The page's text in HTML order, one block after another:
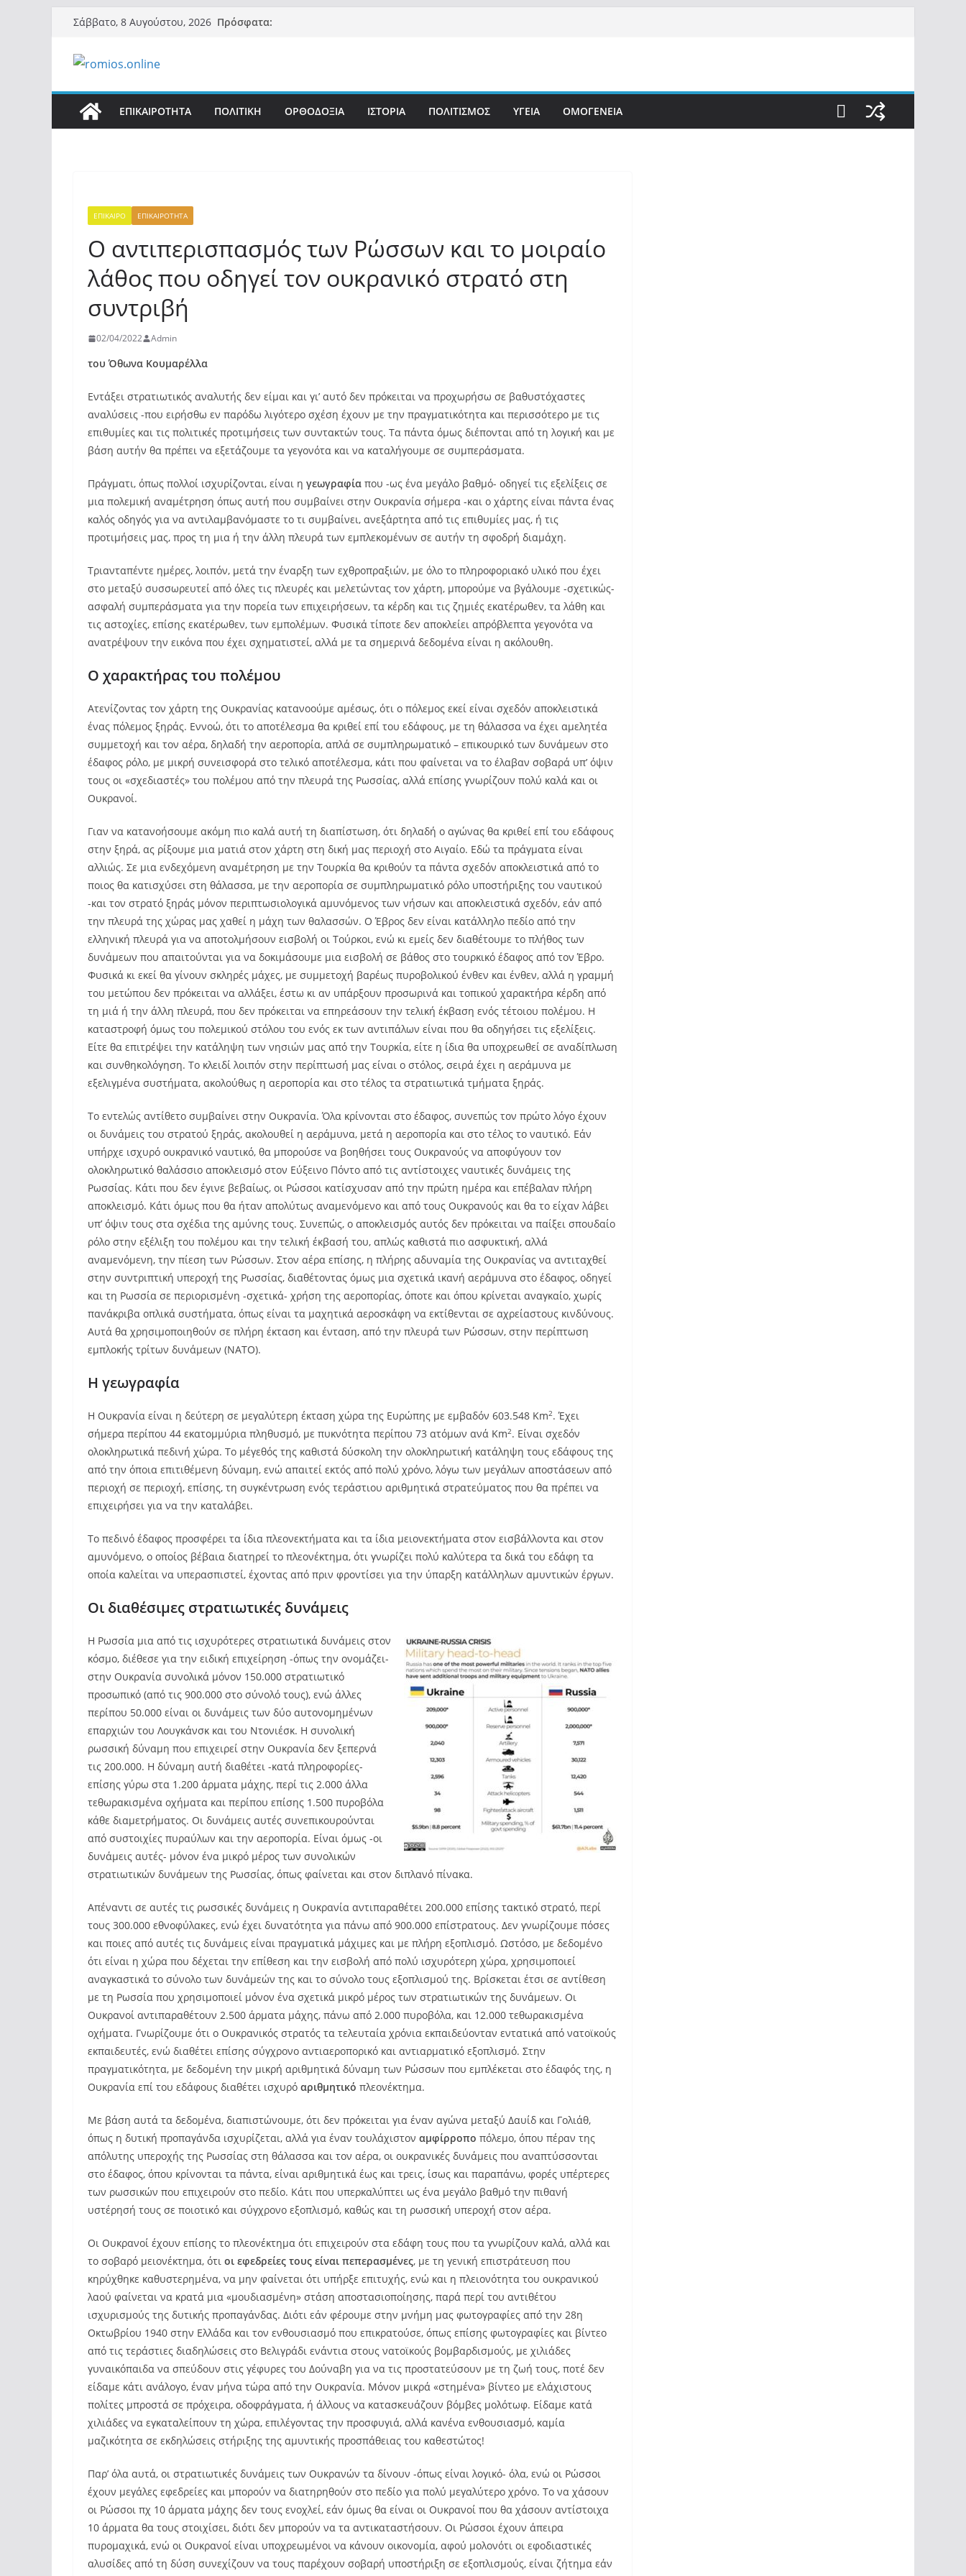
Μετάβαση
περιεχόμενο
Σάββατο, 8 Αυγούστου, 2026 Πρόσφατα:
ΕΠΙΚΑΙΡΟΤΗΤΑ ΠΟΛΙΤΙΚΗ ΟΡΘΟΔΟΞΙΑ ΙΣΤΟΡΙΑ ΠΟΛΙΤΙΣΜΟΣ ΥΓΕΙΑ ΟΜΟΓΕΝΕΙΑ
ΕΠΙΚΑΙΡΟ ΕΠΙΚΑΙΡΟΤΗΤΑ
Ο αντιπερισπασμός των Ρώσσων και το μοιραίο
λάθος που οδηγεί τον ουκρανικό στρατό στη
συντριβή
02/04/2022 Admin
του Όθωνα Κουμαρέλλα
Εντάξει στρατιωτικός αναλυτής δεν είμαι και γι’ αυτό δεν πρόκειται να προχωρήσω σε βαθυστόχαστες
αναλύσεις -που ειρήσθω εν παρόδω λιγότερο σχέση έχουν με την πραγματικότητα και περισσότερο με τις
επιθυμίες και τις πολιτικές προτιμήσεις των συντακτών τους. Τα πάντα όμως διέπονται από τη λογική και με
βάση αυτήν θα πρέπει να εξετάζουμε τα γεγονότα και να καταλήγουμε σε συμπεράσματα.
Πράγματι, όπως πολλοί ισχυρίζονται, είναι η γεωγραφία που -ως ένα μεγάλο βαθμό- οδηγεί τις εξελίξεις σε
μια πολεμική αναμέτρηση όπως αυτή που συμβαίνει στην Ουκρανία σήμερα -και ο χάρτης είναι πάντα ένας
καλός οδηγός για να αντιλαμβανόμαστε το τι συμβαίνει, ανεξάρτητα από τις επιθυμίες μας, ή τις
προτιμήσεις μας, προς τη μια ή την άλλη πλευρά των εμπλεκομένων σε αυτήν τη σφοδρή διαμάχη.
Τριανταπέντε ημέρες, λοιπόν, μετά την έναρξη των εχθροπραξιών, με όλο το πληροφοριακό υλικό που έχει
στο μεταξύ συσσωρευτεί από όλες τις πλευρές και μελετώντας τον χάρτη, μπορούμε να βγάλουμε -σχετικώς-
ασφαλή συμπεράσματα για την πορεία των επιχειρήσεων, τα κέρδη και τις ζημιές εκατέρωθεν, τα λάθη και
τις αστοχίες, επίσης εκατέρωθεν, των εμπολέμων. Φυσικά τίποτε δεν αποκλείει απρόβλεπτα γεγονότα να
ανατρέψουν την εικόνα που έχει σχηματιστεί, αλλά με τα σημερινά δεδομένα είναι η ακόλουθη.
Ο χαρακτήρας του πολέμου
Ατενίζοντας τον χάρτη της Ουκρανίας κατανοούμε αμέσως, ότι ο πόλεμος εκεί είναι σχεδόν αποκλειστικά
ένας πόλεμος ξηράς. Εννοώ, ότι το αποτέλεσμα θα κριθεί επί του εδάφους, με τη θάλασσα να έχει αμελητέα
συμμετοχή και τον αέρα, δηλαδή την αεροπορία, απλά σε συμπληρωματικό – επικουρικό των δυνάμεων στο
έδαφος ρόλο, με μικρή συνεισφορά στο τελικό αποτέλεσμα, κάτι που φαίνεται να το έλαβαν σοβαρά υπ’ όψιν
τους οι «σχεδιαστές» του πολέμου από την πλευρά της Ρωσσίας, αλλά επίσης γνωρίζουν πολύ καλά και οι
Ουκρανοί.
Γιαν να κατανοήσουμε ακόμη πιο καλά αυτή τη διαπίστωση, ότι δηλαδή ο αγώνας θα κριθεί επί του εδάφους
στην ξηρά, ας ρίξουμε μια ματιά στον χάρτη στη δική μας περιοχή στο Αιγαίο. Εδώ τα πράγματα είναι
αλλιώς. Σε μια ενδεχόμενη αναμέτρηση με την Τουρκία θα κριθούν τα πάντα σχεδόν αποκλειστικά από το
ποιος θα κατισχύσει στη θάλασσα, με την αεροπορία σε συμπληρωματικό ρόλο υποστήριξης του ναυτικού
-και τον στρατό ξηράς μόνον περιπτωσιολογικά αμυνόμενος των νήσων και αποκλειστικά σχεδόν, εάν από
την πλευρά της χώρας μας χαθεί η μάχη των θαλασσών. Ο Έβρος δεν είναι κατάλληλο πεδίο από την
ελληνική πλευρά για να αποτολμήσουν εισβολή οι Τούρκοι, ενώ κι εμείς δεν διαθέτουμε το πλήθος των
δυνάμεων που απαιτούνται για να δοκιμάσουμε μια εισβολή σε βάθος στο τουρκικό έδαφος από τον Έβρο.
Φυσικά κι εκεί θα γίνουν σκληρές μάχες, με συμμετοχή βαρέως πυροβολικού ένθεν και ένθεν, αλλά η γραμμή
του μετώπου δεν πρόκειται να αλλάξει, έστω κι αν υπάρξουν προσωρινά και τοπικού χαρακτήρα κέρδη από
τη μιά ή την άλλη πλευρά, που δεν πρόκειται να επηρεάσουν την τελική έκβαση ενός τέτοιου πολέμου. Η
καταστροφή όμως του πολεμικού στόλου του ενός εκ των αντιπάλων είναι που θα οδηγήσει τις εξελίξεις.
Είτε θα επιτρέψει την κατάληψη των νησιών μας από την Τουρκία, είτε η ίδια θα υποχρεωθεί σε αναδίπλωση
και συνθηκολόγηση. Το κλειδί λοιπόν στην περίπτωσή μας είναι ο στόλος, σειρά έχει η αεράμυνα με
εξελιγμένα συστήματα, ακολούθως η αεροπορία και στο τέλος τα στρατιωτικά τμήματα ξηράς.
Το εντελώς αντίθετο συμβαίνει στην Ουκρανία. Όλα κρίνονται στο έδαφος, συνεπώς τον πρώτο λόγο έχουν
οι δυνάμεις του στρατού ξηράς, ακολουθεί η αεράμυνα, μετά η αεροπορία και στο τέλος το ναυτικό. Εάν
υπήρχε ισχυρό ουκρανικό ναυτικό, θα μπορούσε να βοηθήσει τους Ουκρανούς να αποφύγουν τον
ολοκληρωτικό θαλάσσιο αποκλεισμό στον Εύξεινο Πόντο από τις αντίστοιχες ναυτικές δυνάμεις της
Ρωσσίας. Κάτι που δεν έγινε βεβαίως, οι Ρώσσοι κατίσχυσαν από την πρώτη ημέρα και επέβαλαν πλήρη
αποκλεισμό. Κάτι όμως που θα ήταν απολύτως αναμενόμενο και από τους Ουκρανούς και θα το είχαν λάβει
υπ’ όψιν τους στα σχέδια της αμύνης τους. Συνεπώς, ο αποκλεισμός αυτός δεν πρόκειται να παίξει σπουδαίο
ρόλο στην εξέλιξη του πολέμου και την τελική έκβασή του, απλώς καθιστά πιο ασφυκτική, αλλά
αναμενόμενη, την πίεση των Ρώσσων. Στον αέρα επίσης, η πλήρης αδυναμία της Ουκρανίας να αντιταχθεί
στην συντριπτική υπεροχή της Ρωσσίας, διαθέτοντας όμως μια σχετικά ικανή αεράμυνα στο έδαφος, οδηγεί
και τη Ρωσσία σε περιορισμένη -σχετικά- χρήση της αεροπορίας, όποτε και όπου κρίνεται αναγκαίο, χωρίς
πανάκριβα οπλικά συστήματα, όπως είναι τα μαχητικά αεροσκάφη να εκτίθενται σε αχρείαστους κινδύνους.
Αυτά θα χρησιμοποιηθούν σε πλήρη έκταση και ένταση, από την πλευρά των Ρώσσων, στην περίπτωση
εμπλοκής τρίτων δυνάμεων (ΝΑΤΟ).
Η γεωγραφία
Η Ουκρανία είναι η δεύτερη σε μεγαλύτερη έκταση χώρα της Ευρώπης με εμβαδόν 603.548 Km2. Έχει
σήμερα περίπου 44 εκατομμύρια πληθυσμό, με πυκνότητα περίπου 73 ατόμων ανά Km2. Είναι σχεδόν
ολοκληρωτικά πεδινή χώρα. Το μέγεθός της καθιστά δύσκολη την ολοκληρωτική κατάληψη τους εδάφους της
από την όποια επιτιθέμενη δύναμη, ενώ απαιτεί εκτός από πολύ χρόνο, λόγω των μεγάλων αποστάσεων από
περιοχή σε περιοχή, επίσης, τη συγκέντρωση ενός τεράστιου αριθμητικά στρατεύματος που θα πρέπει να
επιχειρήσει για να την καταλάβει.
Το πεδινό έδαφος προσφέρει τα ίδια πλεονεκτήματα και τα ίδια μειονεκτήματα στον εισβάλλοντα και στον
αμυνόμενο, ο οποίος βέβαια διατηρεί το πλεονέκτημα, ότι γνωρίζει πολύ καλύτερα τα δικά του εδάφη τα
οποία καλείται να υπερασπιστεί, έχοντας από πριν φροντίσει για την ύπαρξη κατάλληλων αμυντικών έργων.
Οι διαθέσιμες στρατιωτικές δυνάμεις
Η Ρωσσία μια από τις ισχυρότερες στρατιωτικά δυνάμεις στον
κόσμο, διέθεσε για την ειδική επιχείρηση -όπως την ονομάζει-
στην Ουκρανία συνολικά μόνον 150.000 στρατιωτικό
προσωπικό (από τις 900.000 στο σύνολό τους), ενώ άλλες
περίπου 50.000 είναι οι δυνάμεις των δύο αυτονομημένων
επαρχιών του Λουγκάνσκ και του Ντονιέσκ. Η συνολική
ρωσσική δύναμη που επιχειρεί στην Ουκρανία δεν ξεπερνά
τις 200.000. Η δύναμη αυτή διαθέτει -κατά πληροφορίες-
επίσης γύρω στα 1.200 άρματα μάχης, περί τις 2.000 άλλα
τεθωρακισμένα οχήματα και περίπου επίσης 1.500 πυροβόλα
κάθε διαμετρήματος. Οι δυνάμεις αυτές συνεπικουρούνται
από συστοιχίες πυραύλων και την αεροπορία. Είναι όμως -οι
δυνάμεις αυτές- μόνον ένα μικρό μέρος των συνολικών
στρατιωτικών δυνάμεων της Ρωσσίας, όπως φαίνεται και στον διπλανό πίνακα.
Απέναντι σε αυτές τις ρωσσικές δυνάμεις η Ουκρανία αντιπαραθέτει 200.000 επίσης τακτικό στρατό, περί
τους 300.000 εθνοφύλακες, ενώ έχει δυνατότητα για πάνω από 900.000 επίστρατους. Δεν γνωρίζουμε πόσες
και ποιες από αυτές τις δυνάμεις είναι πραγματικά μάχιμες και με πλήρη εξοπλισμό. Ωστόσο, με δεδομένο
ότι είναι η χώρα που δέχεται την επίθεση και την εισβολή από πολύ ισχυρότερη χώρα, χρησιμοποιεί
αναγκαστικά το σύνολο των δυνάμεών της και το σύνολο τους εξοπλισμού της. Βρίσκεται έτσι σε αντίθεση
με τη Ρωσσία που χρησιμοποιεί μόνον ένα σχετικά μικρό μέρος των στρατιωτικών της δυνάμεων. Οι
Ουκρανοί αντιπαραθέτουν 2.500 άρματα μάχης, πάνω από 2.000 πυροβόλα, και 12.000 τεθωρακισμένα
οχήματα. Γνωρίζουμε ότι ο Ουκρανικός στρατός τα τελευταία χρόνια εκπαιδεύονταν εντατικά από νατοϊκούς
εκπαιδευτές, ενώ διαθέτει επίσης σύγχρονο αντιαεροπορικό και αντιαρματικό εξοπλισμό. Στην
πραγματικότητα, με δεδομένη την μικρή αριθμητικά δύναμη των Ρώσσων που εμπλέκεται στο έδαφός της, η
Ουκρανία επί του εδάφους διαθέτει ισχυρό αριθμητικό πλεονέκτημα.
Με βάση αυτά τα δεδομένα, διαπιστώνουμε, ότι δεν πρόκειται για έναν αγώνα μεταξύ Δαυίδ και Γολιάθ,
όπως η δυτική προπαγάνδα ισχυρίζεται, αλλά για έναν τουλάχιστον αμφίρροπο πόλεμο, όπου πέραν της
απόλυτης υπεροχής της Ρωσσίας στη θάλασσα και τον αέρα, οι ουκρανικές δυνάμεις που αναπτύσσονται
στο έδαφος, όπου κρίνονται τα πάντα, είναι αριθμητικά έως και τρεις, ίσως και παραπάνω, φορές υπέρτερες
των ρωσσικών που επιχειρούν στο πεδίο. Κάτι που υπερκαλύπτει ως ένα μεγάλο βαθμό την πιθανή
υστέρησή τους σε ποιοτικό και σύγχρονο εξοπλισμό, καθώς και τη ρωσσική υπεροχή στον αέρα.
Οι Ουκρανοί έχουν επίσης το πλεονέκτημα ότι επιχειρούν στα εδάφη τους που τα γνωρίζουν καλά, αλλά και
το σοβαρό μειονέκτημα, ότι οι εφεδρείες τους είναι πεπερασμένες, με τη γενική επιστράτευση που
κηρύχθηκε καθυστερημένα, να μην φαίνεται ότι υπήρξε επιτυχής, ενώ και η πλειονότητα του ουκρανικού
λαού φαίνεται να κρατά μια «μουδιασμένη» στάση αποστασιοποίησης, παρά περί του αντιθέτου
ισχυρισμούς της δυτικής προπαγάνδας. Διότι εάν φέρουμε στην μνήμη μας φωτογραφίες από την 28η
Οκτωβρίου 1940 στην Ελλάδα και τον ενθουσιασμό που επικρατούσε, όπως επίσης φωτογραφίες και βίντεο
από τις τεράστιες διαδηλώσεις στο Βελιγράδι ενάντια στους νατοϊκούς βομβαρδισμούς, με χιλιάδες
γυναικόπαιδα να σπεύδουν στις γέφυρες του Δούναβη για να τις προστατεύσουν με τη ζωή τους, ποτέ δεν
είδαμε κάτι ανάλογο, έναν μήνα τώρα από την Ουκρανία. Μόνον μικρά «στημένα» βίντεο με ελάχιστους
πολίτες μπροστά σε πρόχειρα, οδοφράγματα, ή άλλους να κατασκευάζουν βόμβες μολότωφ. Είδαμε κατά
χιλιάδες να εγκαταλείπουν τη χώρα, επιλέγοντας την προσφυγιά, αλλά κανένα ενθουσιασμό, καμία
μαζικότητα σε εκδηλώσεις στήριξης της αμυντικής προσπάθειας του καθεστώτος!
Παρ’ όλα αυτά, οι στρατιωτικές δυνάμεις των Ουκρανών τα δίνουν -όπως είναι λογικό- όλα, ενώ οι Ρώσσοι
έχουν μεγάλες εφεδρείες και μπορούν να διατηρηθούν στο πεδίο για πολύ μεγαλύτερο χρόνο. Το να χάσουν
οι Ρώσσοι πχ 10 άρματα μάχης δεν τους ενοχλεί, εάν όμως θα είναι οι Ουκρανοί που θα χάσουν αντίστοιχα
10 άρματα θα τους στοιχίσει, διότι δεν μπορούν να τα αντικαταστήσουν. Οι Ρώσσοι έχουν άπειρα
πυρομαχικά, ενώ οι Ουκρανοί είναι υποχρεωμένοι να κάνουν οικονομία, αφού μολονότι οι εφοδιαστικές
αλυσίδες από τη δύση συνεχίζουν να τους παρέχουν σοβαρή υποστήριξη σε εξοπλισμούς, είναι ζήτημα εάν